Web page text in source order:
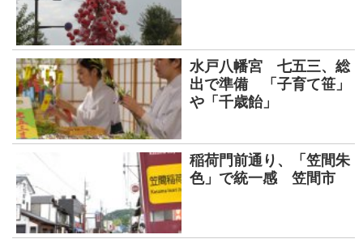
水戸八幡宮 七五三、総
出で準備 「子育て笹」
や「千歳飴」
稲荷門前通り、「笠間朱
色」で統一感 笠間市